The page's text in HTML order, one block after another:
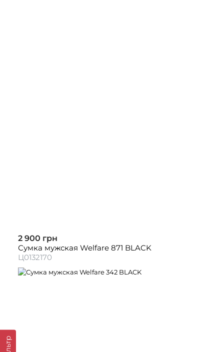
2 900 грн
Сумка мужская Welfare 871 BLACK
Ц0132170